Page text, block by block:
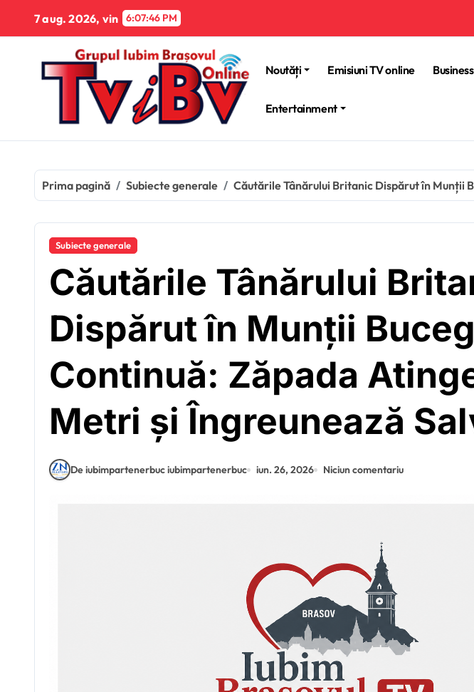
conținut
7 aug. 2026, vin 6:07:48 PM
Noutăți Emisiuni TV online
Entertainment
Prima pagină Subiecte generale Căutările Tânărului Britanic Dispărut în Munții
Subiecte generale
Căutările Tânărului
Dispărut în Munții
Continuă: Zăpada
Metri și Îngreunează
De iubimpartenerbuc iubimpartenerbuc iun. 26, 2026 Niciun comentariu